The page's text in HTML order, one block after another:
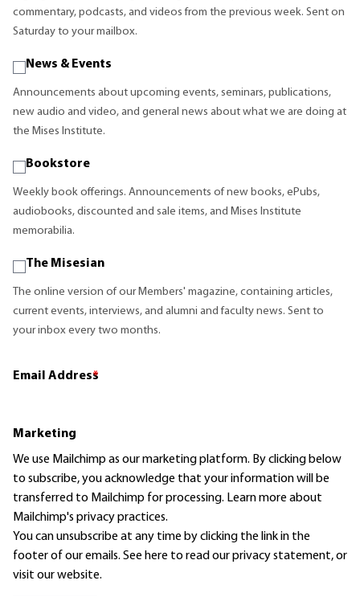
commentary, podcasts, and videos from the previous week. Sent on
Saturday to your mailbox.
News & Events
Announcements about upcoming events, seminars, publications,
new audio and video, and general news about what we are doing at
the Mises Institute.
Bookstore
Weekly book offerings. Announcements of new books, ePubs,
audiobooks, discounted and sale items, and Mises Institute
memorabilia.
The Misesian
The online version of our Members' magazine, containing articles,
current events, interviews, and alumni and faculty news. Sent to
your inbox every two months.
Email Address
*
Marketing
We use Mailchimp as our marketing platform. By clicking below
to subscribe, you acknowledge that your information will be
transferred to Mailchimp for processing. Learn moreabout
Mailchimp's privacy practices.
You can unsubscribe at any time by clicking the link in the
footer of our emails. See here to read ourprivacy statement, or
visit our website.